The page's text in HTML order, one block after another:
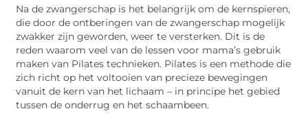
Na de zwangerschap is het belangrijk om de kernspieren,
die door de ontberingen van de zwangerschap mogelijk
zwakker zijn geworden, weer te versterken. Dit is de
reden waarom veel van de lessen voor mama’s gebruik
maken van Pilates technieken. Pilates is een methode die
zich richt op het voltooien van precieze bewegingen
vanuit de kern van het lichaam – in principe het gebied
tussen de onderrug en het schaambeen.